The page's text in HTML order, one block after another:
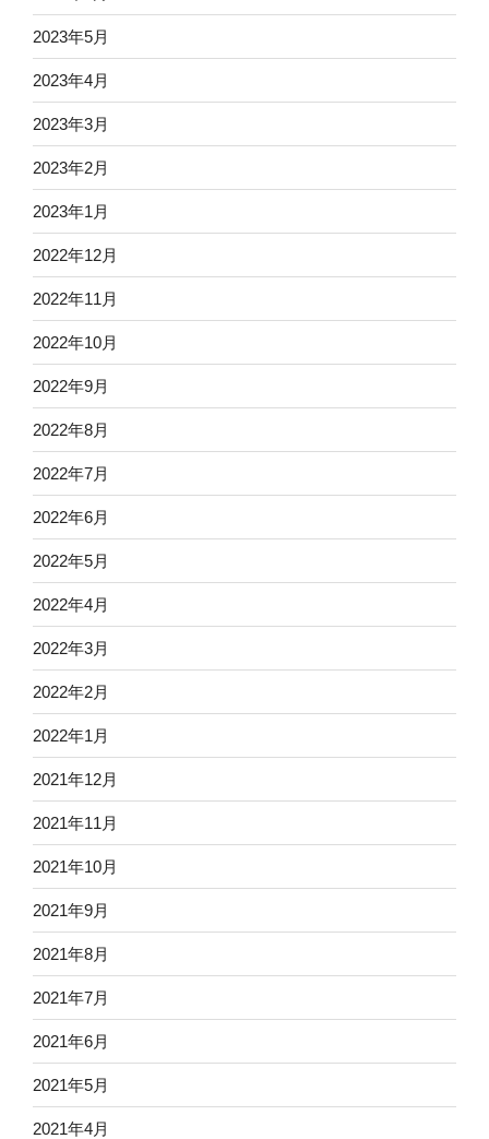
2023年5月
2023年4月
2023年3月
2023年2月
2023年1月
2022年12月
2022年11月
2022年10月
2022年9月
2022年8月
2022年7月
2022年6月
2022年5月
2022年4月
2022年3月
2022年2月
2022年1月
2021年12月
2021年11月
2021年10月
2021年9月
2021年8月
2021年7月
2021年6月
2021年5月
2021年4月